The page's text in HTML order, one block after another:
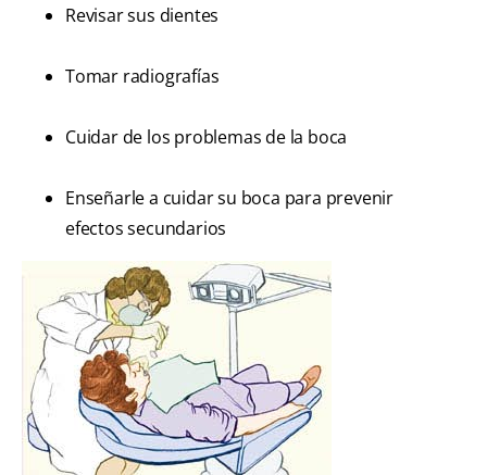
Revisar sus dientes
Tomar radiografías
Cuidar de los problemas de la boca
Enseñarle a cuidar su boca para prevenir
efectos secundarios